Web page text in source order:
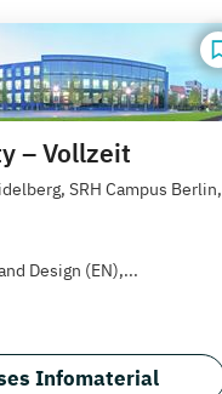
– Vollzeit
SRH Campus Berlin,
Design (EN),...
Infomaterial